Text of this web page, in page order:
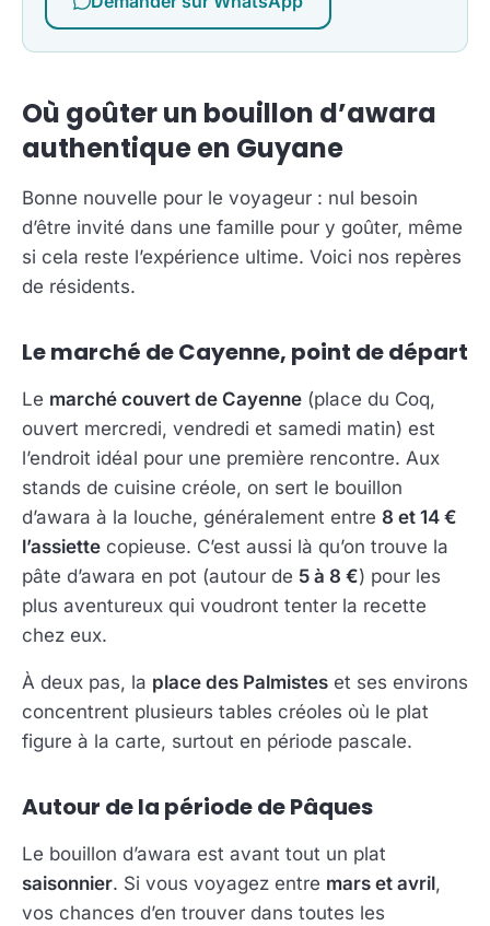
Où goûter un bouillon d’awara
authentique en Guyane
Bonne nouvelle pour le voyageur : nul besoin
d’être invité dans une famille pour y goûter, même
si cela reste l’expérience ultime. Voici nos repères
de résidents.
Le marché de Cayenne, point de départ
Le marché couvert de Cayenne (place du Coq,
ouvert mercredi, vendredi et samedi matin) est
l’endroit idéal pour une première rencontre. Aux
stands de cuisine créole, on sert le bouillon
d’awara à la louche, généralement entre 8 et 14 €
l’assiette copieuse. C’est aussi là qu’on trouve la
pâte d’awara en pot (autour de 5 à 8 €) pour les
plus aventureux qui voudront tenter la recette
chez eux.
À deux pas, la place des Palmistes et ses environs
concentrent plusieurs tables créoles où le plat
figure à la carte, surtout en période pascale.
Autour de la période de Pâques
Le bouillon d’awara est avant tout un plat
saisonnier. Si vous voyagez entre mars et avril,
vos chances d’en trouver dans toutes les